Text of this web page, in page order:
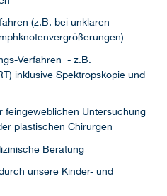
(z.B. bei unklaren
Verfahren - z.B.
inklusive Spektropskopie und
feingeweblichen Untersuchung
plastischen Chirurgen
Beratung
unsere Kinder- und